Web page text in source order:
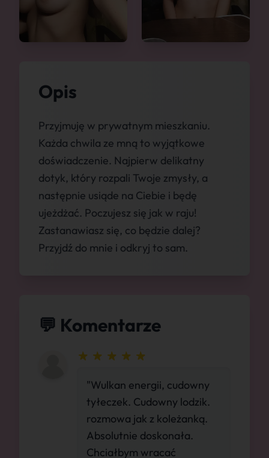
Opis
Przyjmuję w prywatnym mieszkaniu.
Każda chwila ze mną to wyjątkowe
doświadczenie. Najpierw delikatny
dotyk, który rozpali Twoje zmysły, a
następnie usiąde na Ciebie i będę
ujeżdżać. Poczujesz się jak w raju!
Zastanawiasz się, co będzie dalej?
Przyjdź do mnie i odkryj to sam.
💬 Komentarze
"Wulkan energii, cudowny
tyłeczek. Cudowny lodzik.
rozmowa jak z koleżanką.
Absolutnie doskonała.
Chciałbym wracać